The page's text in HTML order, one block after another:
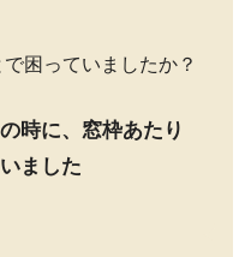
困っていましたか？
時に、窓枠あたり
ました